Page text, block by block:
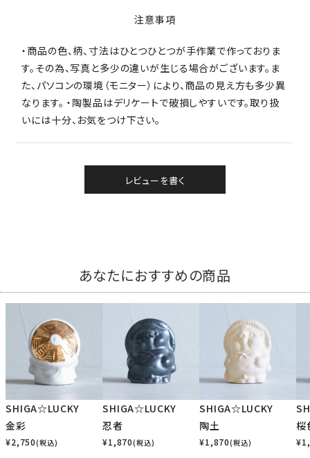
注意事項
・商品の色、柄、寸法はひとつひとつが手作業で作っておりま
す。その為、写真と多少の違いが生じる場合がございます。ま
た、パソコンの環境（モニター）により、商品の見え方も多少異
なります。 ・陶製品はデリケートで破損しやすいです。取り扱
いには十分、お気をつけ下さい。
レビューを書く
あなたにおすすめの商品
SHIGA☆LUCKY
金彩
¥2,750(税込)
SHIGA☆LUCKY
忍者
¥1,870(税込)
SHIGA☆LUCKY
陶土
¥1,870(税込)
桜
¥